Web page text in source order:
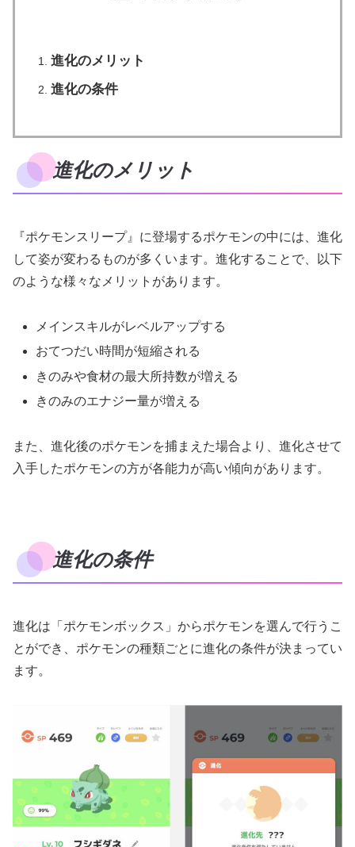
進化のメリット
進化の条件
進化のメリット
『ポケモンスリープ』に登場するポケモンの中には、進化
して姿が変わるものが多くいます。進化することで、以下
のような様々なメリットがあります。
メインスキルがレベルアップする
おてつだい時間が短縮される
きのみや食材の最大所持数が増える
きのみのエナジー量が増える
また、進化後のポケモンを捕まえた場合より、進化させて
入手したポケモンの方が各能力が高い傾向があります。
進化の条件
進化は「ポケモンボックス」からポケモンを選んで行うこ
とができ、ポケモンの種類ごとに進化の条件が決まってい
ます。